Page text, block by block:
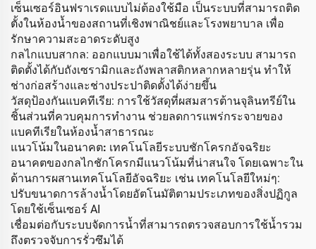
เซ็นเซอร์อินฟราเรดแบบไม่ต้องใช้มือ เป็นระบบที่สามารถติด
ตั้งในห้องน้ำของสถานที่เชิงพาณิชย์และโรงพยาบาล เพื่อ
รักษาความสะอาดระดับสูง
กลไกแบบสากล: ออกแบบมาเพื่อใช้ได้ทั้งสองระบบ สามารถ
ติดตั้งได้กับถังเซรามิกและถังพลาสติกหลากหลายรุ่น ทำให้
ช่างก่อสร้างและช่างประปาติดตั้งได้ง่ายขึ้น
วัสดุป้องกันแบคทีเรีย: การใช้วัสดุที่ผสมสารต้านจุลินทรีย์ใน
ชิ้นส่วนที่ควบคุมการทำงาน ช่วยลดการแพร่กระจายของ
แบคทีเรียในห้องน้ำสาธารณะ
แนวโน้มในอนาคต: เทคโนโลยีระบบชักโครกอัจฉริยะ
อนาคตของกลไกชักโครกมีแนวโน้มที่น่าสนใจ โดยเฉพาะใน
ด้านการผสานเทคโนโลยีอัจฉริยะ เช่น เทคโนโลยีใหม่ๆ:
ปรับขนาดการล้างน้ำโดยอัตโนมัติตามประเภทของสิ่งปฏิกูล
โดยใช้เซ็นเซอร์ AI
เชื่อมต่อกับระบบจัดการน้ำที่สามารถตรวจสอบการใช้น้ำรวม
ถึงตรวจจับการรั่วซึมได้